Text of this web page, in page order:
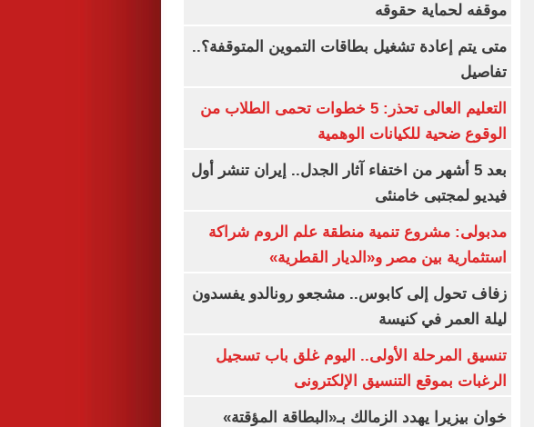
موقفه لحماية حقوقه
متى يتم إعادة تشغيل بطاقات التموين المتوقفة؟..
تفاصيل
التعليم العالى تحذر: 5 خطوات تحمى الطلاب من
الوقوع ضحية للكيانات الوهمية
بعد 5 أشهر من اختفاء آثار الجدل.. إيران تنشر أول
فيديو لمجتبى خامنئى
مدبولى: مشروع تنمية منطقة علم الروم شراكة
استثمارية بين مصر و«الديار القطرية»
زفاف تحول إلى كابوس.. مشجعو رونالدو يفسدون
ليلة العمر في كنيسة
تنسيق المرحلة الأولى.. اليوم غلق باب تسجيل
الرغبات بموقع التنسيق الإلكترونى
خوان بيزيرا يهدد الزمالك بـ«البطاقة المؤقتة»